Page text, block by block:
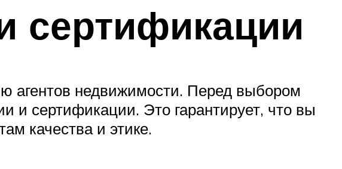
сертификации
агентов недвижимости. Перед выбором
и сертификации. Это гарантирует, что вы
качества и этике.